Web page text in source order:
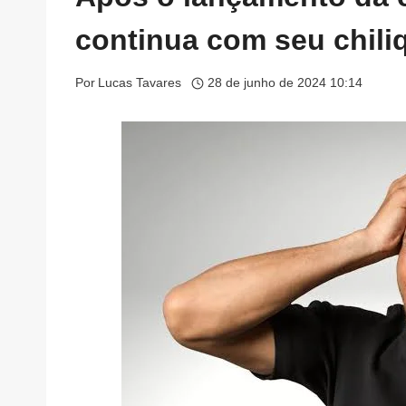
continua com seu
Por Lucas Tavares 28 de junho de 2024 10:14